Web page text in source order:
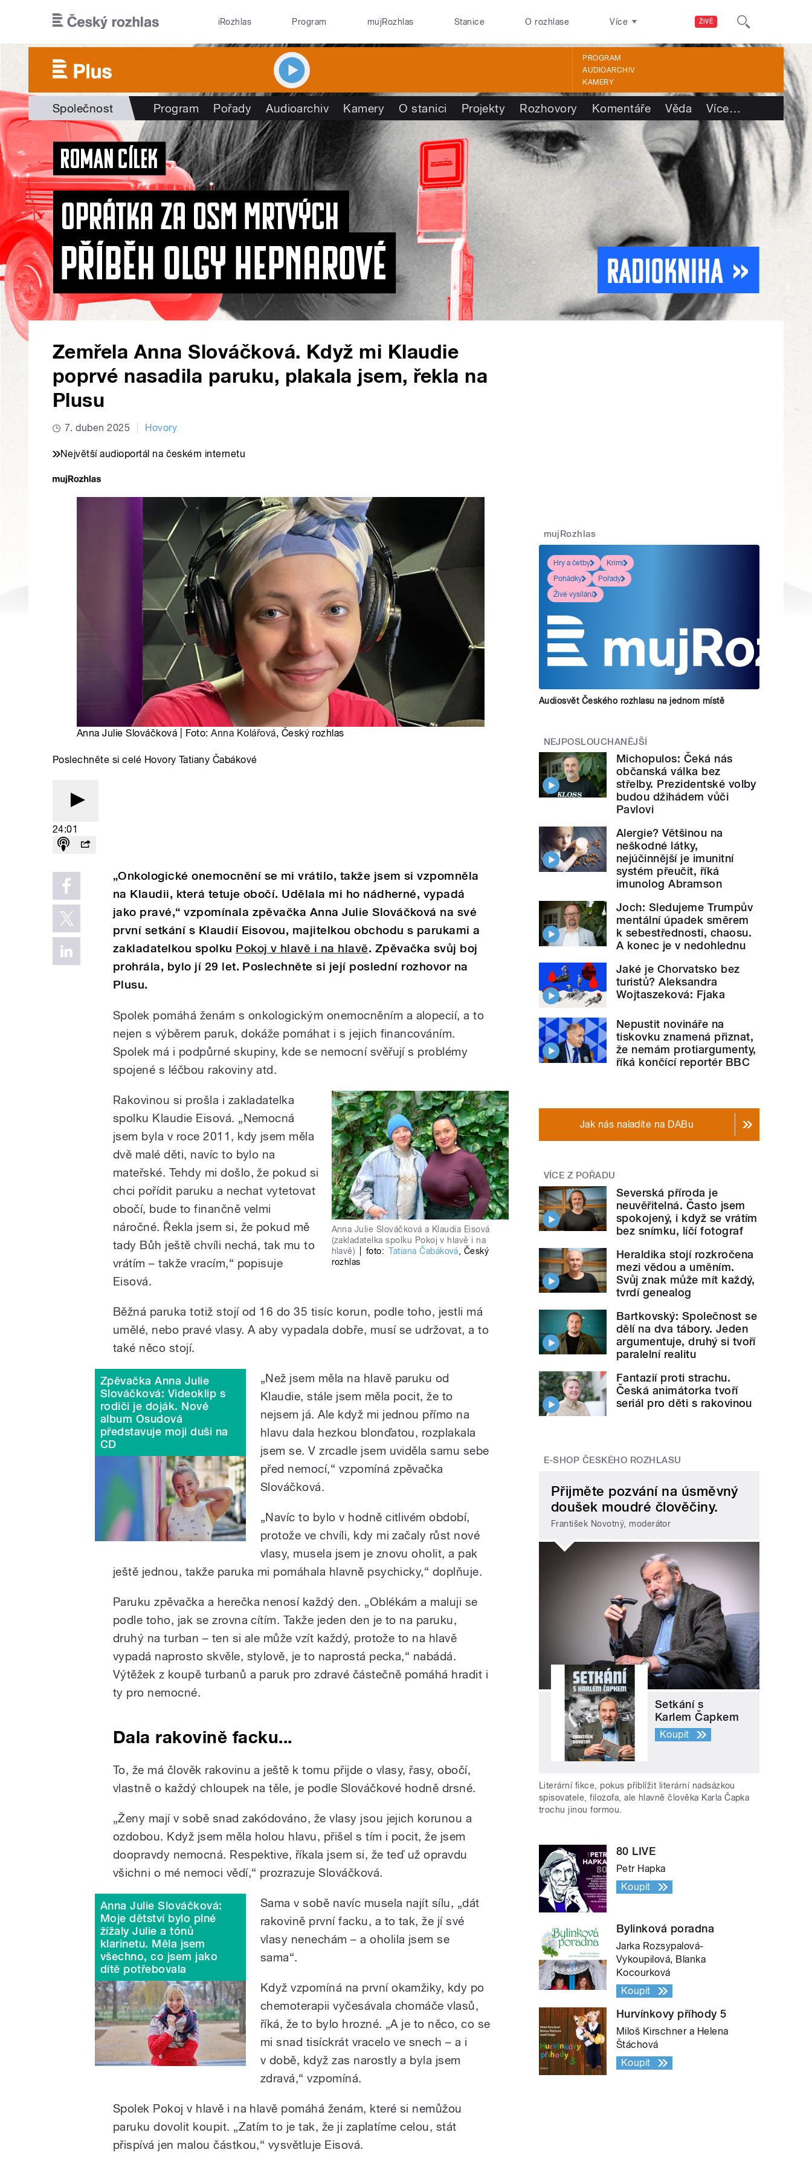
ŽIVĚ
iRozhlas Program mujRozhlas Stanice O rozhlase Více
PROGRAM
AUDIOARCHIV
KAMERY
Společnost Program Pořady Audioarchiv Kamery O stanici Projekty Rozhovory Komentáře Věda Více…
Zemřela Anna Slováčková. Když mi Klaudie
poprvé nasadila paruku, plakala jsem, řekla na
Plusu
7. duben 2025 Hovory
Největší audioportál na českém internetu
Anna Julie Slováčková | Foto:Anna Kolářová, Český rozhlas
Poslechněte si celé Hovory Tatiany Čabákové
24:01
„Onkologické onemocnění se mi vrátilo, takže jsem si vzpomněla
na Klaudii, která tetuje obočí. Udělala mi ho nádherné, vypadá
jako pravé,“ vzpomínala zpěvačka Anna Julie Slováčková na své
první setkání s Klaudií Eisovou, majitelkou obchodu s parukami a
zakladatelkou spolku Pokoj v hlavě i na hlavě. Zpěvačka svůj boj
prohrála, bylo jí 29 let. Poslechněte si její poslední rozhovor na
Plusu.
Spolek pomáhá ženám s onkologickým onemocněním a alopecií, a to
nejen s výběrem paruk, dokáže pomáhat i s jejich financováním.
Spolek má i podpůrné skupiny, kde se nemocní svěřují s problémy
spojené s léčbou rakoviny atd.
Anna Julie Slováčková a Klaudia Eisová
(zakladatelka spolku Pokoj v hlavě i na
hlavě)
foto: Tatiana Čabáková, Český
rozhlas
Rakovinou si prošla i zakladatelka
spolku Klaudie Eisová. „Nemocná
jsem byla v roce 2011, kdy jsem měla
dvě malé děti, navíc to bylo na
mateřské. Tehdy mi došlo, že pokud si
chci pořídit paruku a nechat vytetovat
obočí, bude to finančně velmi
náročné. Řekla jsem si, že pokud mě
tady Bůh ještě chvíli nechá, tak mu to
vrátím – takže vracím,“ popisuje
Eisová.
Běžná paruka totiž stojí od 16 do 35 tisíc korun, podle toho, jestli má
umělé, nebo pravé vlasy. A aby vypadala dobře, musí se udržovat, a to
také něco stojí.
Zpěvačka Anna Julie
Slováčková: Videoklip s
rodiči je doják. Nové
album Osudová
představuje moji duši na
CD
„Než jsem měla na hlavě paruku od
Klaudie, stále jsem měla pocit, že to
nejsem já. Ale když mi jednou přímo na
hlavu dala hezkou blonďatou, rozplakala
jsem se. V zrcadle jsem uviděla samu sebe
před nemocí,“ vzpomíná zpěvačka
Slováčková.
„Navíc to bylo v hodně citlivém období,
protože ve chvíli, kdy mi začaly růst nové
vlasy, musela jsem je znovu oholit, a pak
ještě jednou, takže paruka mi pomáhala hlavně psychicky,“ doplňuje.
Paruku zpěvačka a herečka nenosí každý den. „Oblékám a maluji se
podle toho, jak se zrovna cítím. Takže jeden den je to na paruku,
druhý na turban – ten si ale může vzít každý, protože to na hlavě
vypadá naprosto skvěle, stylově, je to naprostá pecka,“ nabádá.
Výtěžek z koupě turbanů a paruk pro zdravé částečně pomáhá hradit i
ty pro nemocné.
Dala rakovině facku...
To, že má člověk rakovinu a ještě k tomu přijde o vlasy, řasy, obočí,
vlastně o každý chloupek na těle, je podle Slováčkové hodně drsné.
„Ženy mají v sobě snad zakódováno, že vlasy jsou jejich korunou a
ozdobou. Když jsem měla holou hlavu, přišel s tím i pocit, že jsem
doopravdy nemocná. Respektive, říkala jsem si, že teď už opravdu
všichni o mé nemoci vědí,“ prozrazuje Slováčková.
Anna Julie Slováčková:
Moje dětství bylo plné
žížaly Julie a tónů
klarinetu. Měla jsem
všechno, co jsem jako
dítě potřebovala
Sama v sobě navíc musela najít sílu, „dát
rakovině první facku, a to tak, že jí své
vlasy nenechám – a oholila jsem se
sama“.
Když vzpomíná na první okamžiky, kdy po
chemoterapii vyčesávala chomáče vlasů,
říká, že to bylo hrozné. „A je to něco, co se
mi snad tisíckrát vracelo ve snech – a i
v době, když zas narostly a byla jsem
zdravá,“ vzpomíná.
Spolek Pokoj v hlavě i na hlavě pomáhá ženám, které si nemůžou
paruku dovolit koupit. „Zatím to je tak, že ji zaplatíme celou, stát
přispívá jen malou částkou,“ vysvětluje Eisová.
mujRozhlas
Hry a četby
Krimi
Pohádky
Pořady
Živé vysílání
Audiosvět Českého rozhlasu na jednom místě
NEJPOSLOUCHANĚJŠÍ
Michopulos: Čeká nás
občanská válka bez
střelby. Prezidentské volby
budou džihádem vůči
Pavlovi
Alergie? Většinou na
neškodné látky,
nejúčinnější je imunitní
systém přeučit, říká
imunolog Abramson
Joch: Sledujeme Trumpův
mentální úpadek směrem
k sebestřednosti, chaosu.
A konec je v nedohlednu
Jaké je Chorvatsko bez
turistů? Aleksandra
Wojtaszeková: Fjaka
Nepustit novináře na
tiskovku znamená přiznat,
že nemám protiargumenty,
říká končící reportér BBC
Jak nás naladíte na DABu
VÍCE Z POŘADU
Severská příroda je
neuvěřitelná. Často jsem
spokojený, i když se vrátím
bez snímku, líčí fotograf
Heraldika stojí rozkročena
mezi vědou a uměním.
Svůj znak může mít každý,
tvrdí genealog
Bartkovský: Společnost se
dělí na dva tábory. Jeden
argumentuje, druhý si tvoří
paralelní realitu
Fantazií proti strachu.
Česká animátorka tvoří
seriál pro děti s rakovinou
E-SHOP ČESKÉHO ROZHLASU
Přijměte pozvání na úsměvný
doušek moudré člověčiny.
František Novotný, moderátor
Setkání s
Karlem Čapkem
Koupit
Literární fikce, pokus přiblížit literární nadsázkou
spisovatele, filozofa, ale hlavně člověka Karla Čapka
trochu jinou formou.
80 LIVE
Petr Hapka
Koupit
Bylinková poradna
Jarka Rozsypalová-
Vykoupilová, Blanka
Kocourková
Koupit
Hurvínkovy příhody 5
Miloš Kirschner a Helena
Štáchová
Koupit